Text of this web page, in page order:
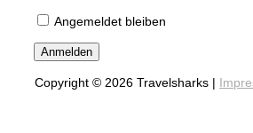
Angemeldet bleiben
Anmelden
Copyright © 2026 Travelsharks |